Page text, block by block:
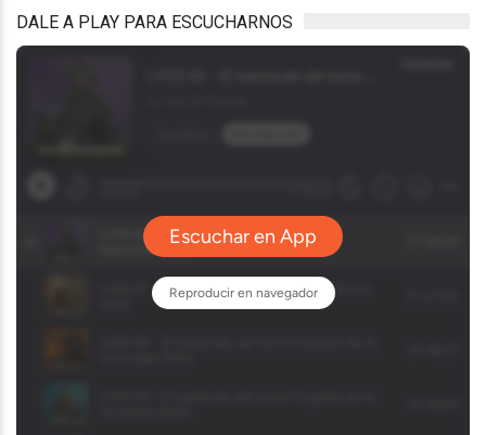
DALE A PLAY PARA ESCUCHARNOS